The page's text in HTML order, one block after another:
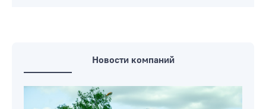
Новости компаний